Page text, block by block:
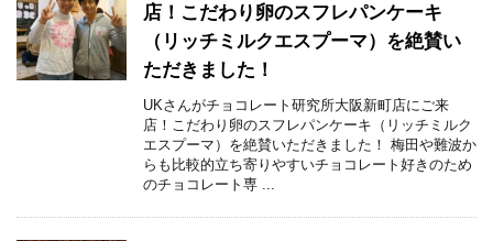
店！こだわり卵のスフレパンケーキ
（リッチミルクエスプーマ）を絶賛い
ただきました！
UKさんがチョコレート研究所大阪新町店にご来
店！こだわり卵のスフレパンケーキ（リッチミルク
エスプーマ）を絶賛いただきました！ 梅田や難波か
らも比較的立ち寄りやすいチョコレート好きのため
のチョコレート専 ...